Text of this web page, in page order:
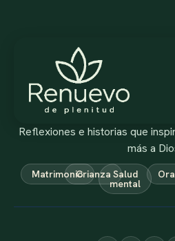
Reflexiones e historias que
más a
MatrimonioCrianza Salud
mental